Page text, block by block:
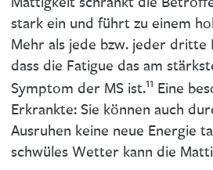
stark ein und führt zu einem
Mehr als jede bzw. jeder dritte
dass die Fatigue das am
Symptom der MS ist.11 Eine
Erkrankte: Sie können auch
Ausruhen keine neue Energie
schwüles Wetter kann die